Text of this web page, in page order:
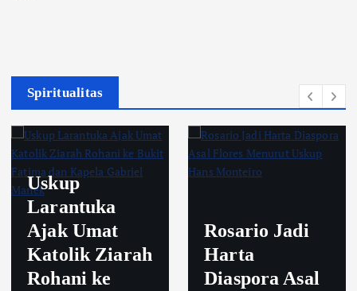
Spiritualitas
Uskup
Larantuka
Ajak Umat
Katolik Ziarah
Rohani ke
Rosario Jadi
Harta
Diaspora Asal